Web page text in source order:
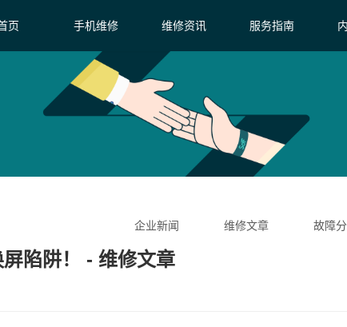
页 手机维修 维修资讯 服务指南
企业新闻 维修文章 故障
陷阱！ - 维修文章